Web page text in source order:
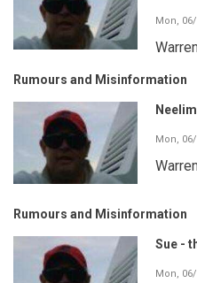
Mon,
Rumours and Misinformation
Mon,
Rumours and Misinformation
Sue -
Mon,